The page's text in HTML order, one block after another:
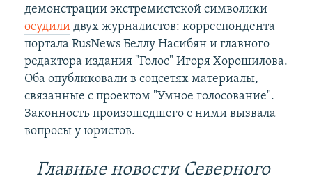
демонстрации экстремистской символики
осудилидвух журналистов: корреспондента
портала RusNews Беллу Насибян и главного
редактора издания "Голос" Игоря Хорошилова.
Оба опубликовали в соцсетях материалы,
связанные с проектом "Умное голосование".
Законность произошедшего с ними вызвала
вопросы у юристов.
Главные новости Северного